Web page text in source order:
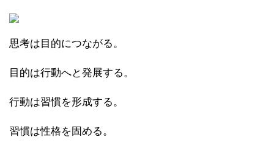
思考は目的につながる。
目的は行動へと発展する。
行動は習慣を形成する。
習慣は性格を固める。